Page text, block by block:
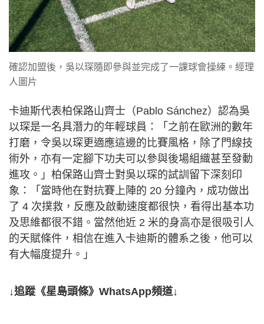
確認加盟後，吳以琛隨即參與並完成了一課球會操練。經理
人圖片
卡迪斯代表柏保路山齊士（Pablo Sánchez）認為吳
以琛是一名具潛力的年輕球員：「之前在歐洲的數年
打磨，令吳以琛更適應這邊的比賽風格，除了門線技
術外，亦有一定腳下功夫可以參與後場組織甚至發動
進攻。」柏保路山齊士對吳以琛的試訓留下深刻印
象：「當時他在對抗賽上陣的 20 分鐘內，成功做出
了 4 次撲救，反應及啟動速度都很快，看得出基本功
及思維都很不錯。當然他近 2 米的身高亦是很吸引人
的天賦條件，相信在進入卡迪斯的體系之後，他可以
有大幅度提升。」
↓追蹤《星島頭條》WhatsApp頻道↓